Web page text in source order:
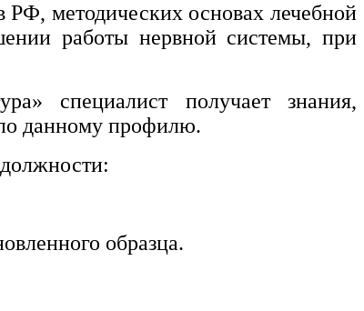
методических основах лечебной
работы нервной системы, при
специалист получает знания,
данному профилю.
образца.